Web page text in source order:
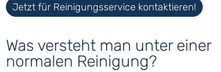
Jetzt für Reinigungsservice kontaktieren!
Was versteht man unter einer
normalen Reinigung?